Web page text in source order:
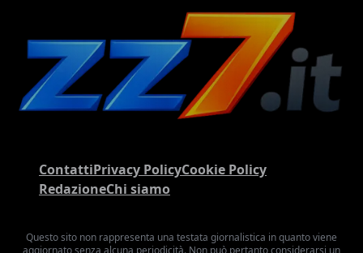
ContattiPrivacy PolicyCookie Policy
RedazioneChi siamo
Questo sito non rappresenta una testata giornalistica in quanto viene
aggiornato senza alcuna periodicità. Non può pertanto considerarsi un